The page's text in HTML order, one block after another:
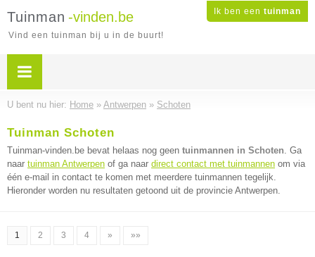
Ik ben een tuinman
Tuinman -vinden.be
Vind een tuinman bij u in de buurt!
U bent nu hier: Home » Antwerpen » Schoten
Tuinman Schoten
Tuinman-vinden.be bevat helaas nog geen tuinmannen in Schoten. Ga
naar tuinman Antwerpen of ga naar direct contact met tuinmannen om via
één e-mail in contact te komen met meerdere tuinmannen tegelijk.
Hieronder worden nu resultaten getoond uit de provincie Antwerpen.
1 2 3 4 » »»